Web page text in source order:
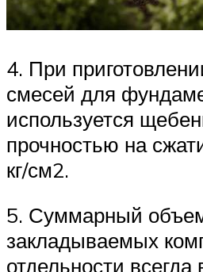
4. При
смесей для
используется
прочностью на
кг/см2.
5. Суммарный
закладываемых
отдельности